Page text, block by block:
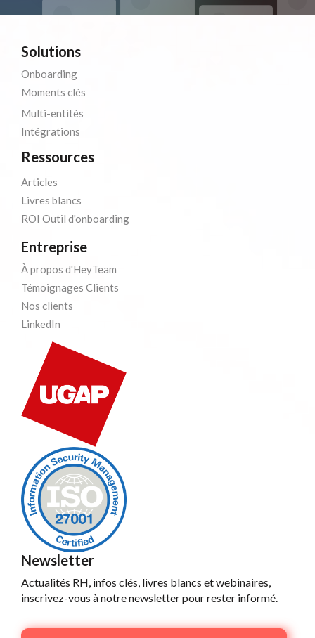
Solutions
Onboarding
Moments clés
Multi-entités
Intégrations
Ressources
Articles
Livres blancs
ROI Outil d'onboarding
Entreprise
À propos d'HeyTeam
Témoignages Clients
Nos clients
LinkedIn
Newsletter
Actualités RH, infos clés, livres blancs et webinaires,
inscrivez-vous à notre newsletter pour rester informé.